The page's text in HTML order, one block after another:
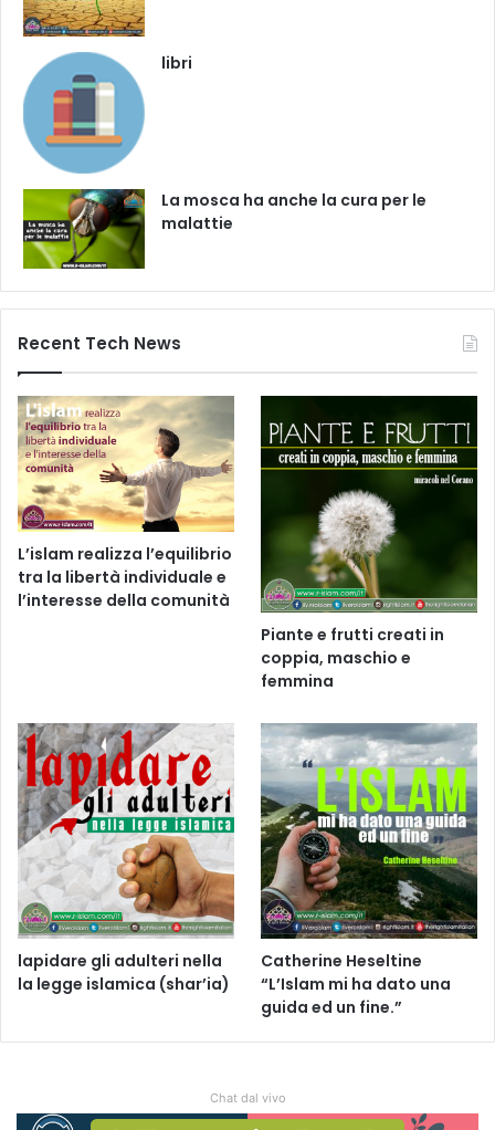
libri
La mosca ha anche la cura per le
malattie
Recent Tech News
L’islam realizza l’equilibrio
tra la libertà individuale e
l’interesse della comunità
Piante e frutti creati in
coppia, maschio e
femmina
lapidare gli adulteri nella
la legge islamica (shar’ia)
Catherine Heseltine
“L’Islam mi ha dato una
guida ed un fine.”
Chat dal vivo